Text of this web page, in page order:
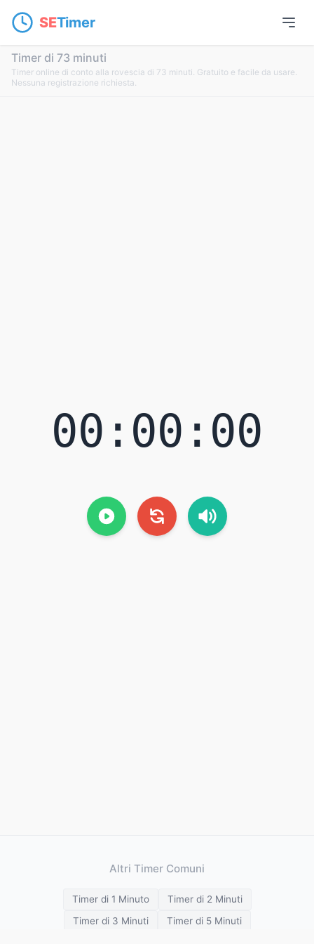
SETimer
Timer di 73 minuti
Timer online di conto alla rovescia di 73 minuti. Gratuito e facile da usare.
Nessuna registrazione richiesta.
00:00:00
Altri Timer Comuni
Timer di 1 Minuto
Timer di 2 Minuti
Timer di 3 Minuti
Timer di 5 Minuti